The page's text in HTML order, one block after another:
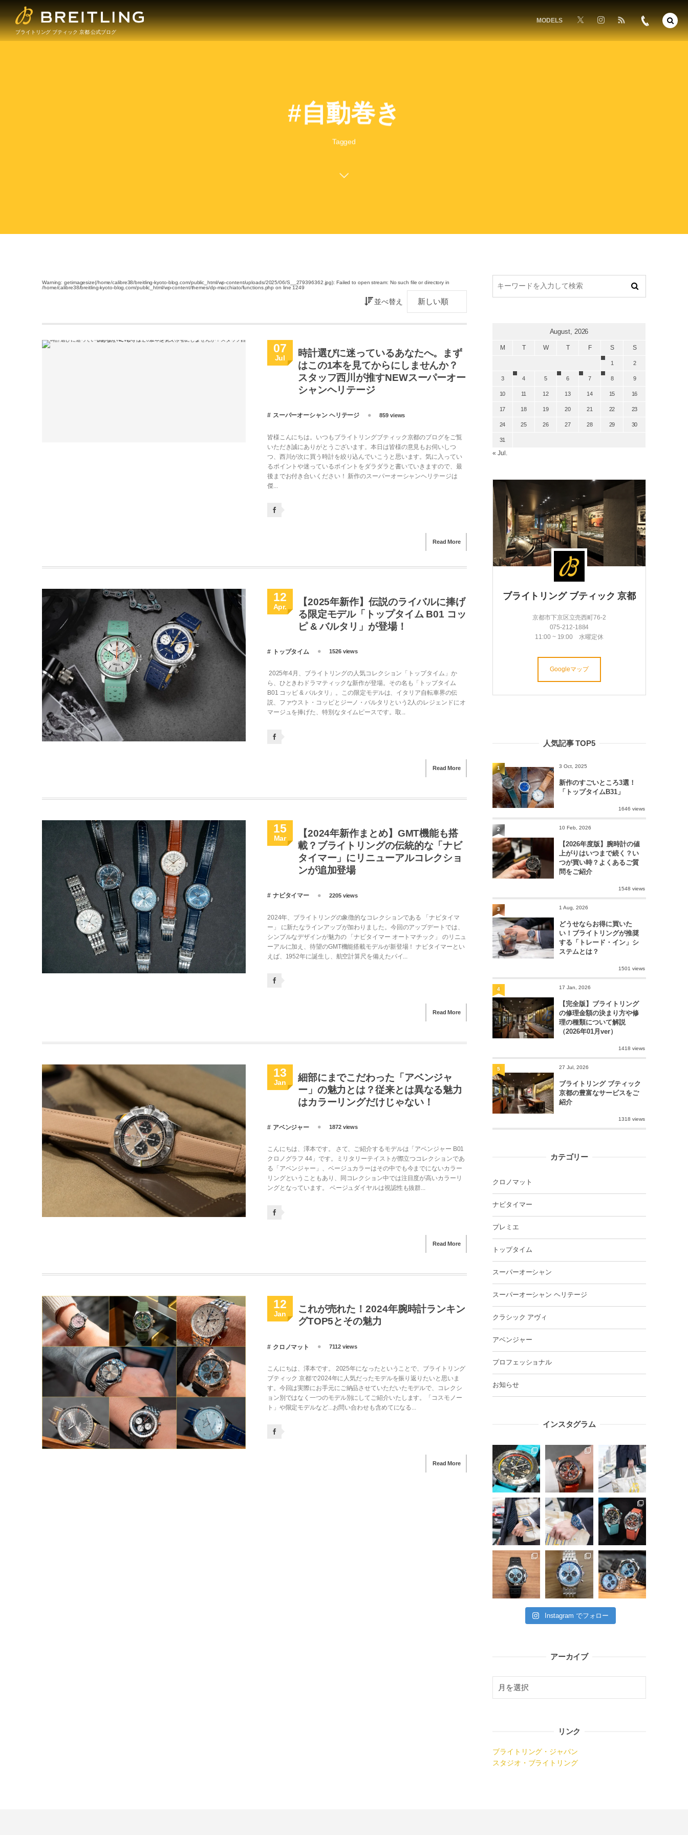
ブライトリング ブティック 京都 公式ブログ
MODELS
#自動巻き
Tagged
Warning: getimagesize(/home/calibre38/breitling-kyoto-blog.com/public_html/wp-content/uploads/2025/06/S__279396362.jpg): Failed to open stream: No such file or directory in
/home/calibre38/breitling-kyoto-blog.com/public_html/wp-content/themes/dp-macchiato/functions.php on line 1249
並べ替え
07
Jul
時計選びに迷っているあなたへ。まず
はこの1本を見てからにしませんか？
スタッフ西川が推すNEWスーパーオー
シャンヘリテージ
スーパーオーシャン ヘリテージ 859 views
皆様こんにちは。いつもブライトリングブティック京都のブログをご覧
いただき誠にありがとうございます。本日は皆様の意見もお伺いしつ
つ、西川が次に買う時計を絞り込んでいこうと思います。気に入ってい
るポイントや迷っているポイントをダラダラと書いていきますので、最
後までお付き合いください！ 新作のスーパーオーシャンヘリテージは
傑...
Read More
12
Apr.
【2025年新作】伝説のライバルに捧げ
る限定モデル「トップタイム B01 コッ
ピ & バルタリ」が登場！
トップタイム 1526 views
2025年4月、ブライトリングの人気コレクション「トップタイム」か
ら、ひときわドラマティックな新作が登場。その名も「トップタイム
B01 コッピ & バルタリ」。この限定モデルは、イタリア自転車界の伝
説、ファウスト・コッピとジーノ・バルタリという2人のレジェンドにオ
マージュを捧げた、特別なタイムピースです。取...
Read More
15
Mar
【2024年新作まとめ】GMT機能も搭
載？ブライトリングの伝統的な「ナビ
タイマー」にリニューアルコレクショ
ンが追加登場
ナビタイマー 2205 views
2024年、ブライトリングの象徴的なコレクションである 「ナビタイマ
ー」 に新たなラインアップが加わりました。今回のアップデートでは、
シンプルなデザインが魅力の 「ナビタイマー オートマチック」 のリニュ
ーアルに加え、待望のGMT機能搭載モデルが新登場！ ナビタイマーとい
えば、1952年に誕生し、航空計算尺を備えたパイ...
Read More
13
Jan
細部にまでこだわった「アベンジャ
ー」の魅力とは？従来とは異なる魅力
はカラーリングだけじゃない！
アベンジャー 1872 views
こんにちは、澤本です。 さて、ご紹介するモデルは「アベンジャー B01
クロノグラフ 44」です。ミリタリーテイストが際立つコレクションであ
る「アベンジャー」、ベージュカラーはその中でも今までにないカラー
リングということもあり、同コレクション中では注目度が高いカラーリ
ングとなっています。 ベージュダイヤルは視認性も抜群...
Read More
12
Jan
これが売れた！2024年腕時計ランキン
グTOP5とその魅力
クロノマット 7112 views
こんにちは、澤本です。 2025年になったということで、ブライトリング
ブティック 京都で2024年に人気だったモデルを振り返りたいと思いま
す。今回は実際にお手元にご納品させていただいたモデルで、コレクシ
ョン別ではなく一つのモデル別にしてご紹介いたします。「コスモノー
ト」や限定モデルなど...お問い合わせも含めてになる...
Read More
August, 2026
M T W T F S S
1 2
3 4 5 6 7 8 9
10 11 12 13 14 15 16
17 18 19 20 21 22 23
24 25 26 27 28 29 30
31
« Jul.
ブライトリング ブティック 京都
京都市下京区立売西町76-2
075-212-1884
11:00 ~ 19:00 水曜定休
Googleマップ
人気記事 TOP5
3 Oct, 2025
新作のすごいところ3選！
「トップタイムB31」
1646 views
1
10 Feb, 2026
【2026年度版】腕時計の値
上がりはいつまで続く？い
つが買い時？よくあるご質
問をご紹介
1548 views
2
1 Aug, 2026
どうせならお得に買いた
い！ブライトリングが推奨
する「トレード・イン」シ
ステムとは？
1501 views
3
17 Jan, 2026
【完全版】ブライトリング
の修理金額の決まり方や修
理の種類について解説
（2026年01月ver）
1418 views
4
27 Jul, 2026
ブライトリング ブティック
京都の豊富なサービスをご
紹介
1318 views
5
カテゴリー
クロノマット
ナビタイマー
プレミエ
トップタイム
スーパーオーシャン
スーパーオーシャン ヘリテージ
クラシック アヴィ
アベンジャー
プロフェッショナル
お知らせ
インスタグラム
Instagram でフォロー
アーカイブ
リンク
ブライトリング・ジャパン
スタジオ・ブライトリング